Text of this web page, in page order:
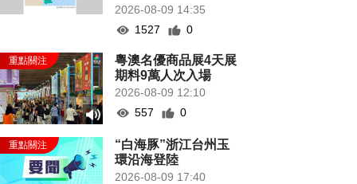
2026-08-09 14:35
1527
0
粵澳名優商品展4天展
期料9萬人次入場
2026-08-09 12:10
557
0
“白海豚”浙江台州玉
環沿海登陸
2026-08-09 17:40